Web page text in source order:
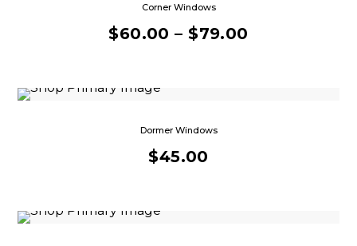
Corner Windows
$60.00 –$79.00
Dormer Windows
$45.00